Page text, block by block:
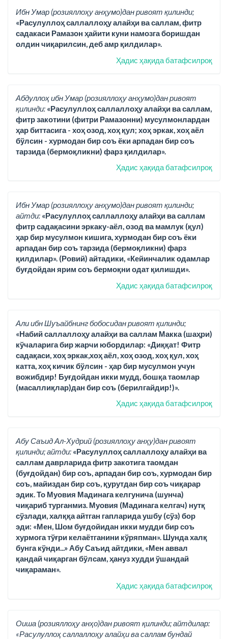
Ибн Умар (розияллоҳу анҳумо)дан ривоят қилинди;
«Расулуллоҳ саллаллоҳу алайҳи ва саллам, фитр
садакаси Рамазон ҳайити куни намозга боришдан
олдин чиқарилсин, деб амр қилдилар».
Ҳадис ҳақида батафсилроқ
Абдуллоҳ ибн Умар (розияллоҳу анҳумо)дан ривоят
қилинди: «Расулуллоҳ саллаллоҳу алайҳи ва саллам,
фитр закотини (фитри Рамазонни) мусулмонлардан
ҳар биттасига - хоҳ озод, хоҳ қул; хоҳ эркак, хоҳ аёл
бўлсин - хурмодан бир соъ ёки арпадан бир соъ
тарзида (бермоқликни) фарз қилдилар».
Ҳадис ҳақида батафсилроқ
Ибн Умар (розияллоҳу анҳумо)дан ривоят қилинди;
айтди: «Расулуллоҳ саллаллоҳу алайҳи ва саллам
фитр садақасини эркаку-аёл, озод ва мамлук (қул)
ҳар бир мусулмон кишига, хурмодан бир соъ ёки
арпадан бир соъ тарзида (бермоқликни) фарз
қилдилар». (Ровий) айтадики, «Кейинчалик одамлар
буғдойдан ярим соъ бермоқни одат қилишди».
Ҳадис ҳақида батафсилроқ
Али ибн Шуъайбнинг бобосидан ривоят қилинди;
«Набий саллаллоҳу алайҳи ва саллам Макка (шаҳри)
кўчаларига бир жарчи юбордилар: «Диққат! Фитр
садақаси, хоҳ эркак,хоҳ аёл, хоҳ озод, хоҳ қул, хоҳ
катта, хоҳ кичик бўлсин - ҳар бир мусулмон учун
вожибдир! Буғдойдан икки мудд, бошқа таомлар
(масаллиқлар)дан бир соъ (берилгайдир!)».
Ҳадис ҳақида батафсилроқ
Абу Саъид Ал-Худрий (розияллоҳу анҳу)дан ривоят
қилинди; айтди: «Расулуллоҳ саллаллоҳу алайҳи ва
саллам даврларида фитр закотига таомдан
(буғдойдан) бир соъ, арпадан бир соъ, хурмодан бир
соъ, майиздан бир соъ, қурутдан бир соъ чиқарар
эдик. То Муовия Мадинага келгунича (шунча)
чиқариб турганмиз. Муовия (Мадинага келгач) нутқ
сўзлади, халққа айтган гапларида ушбу (сўз) бор
эди: «Мен, Шом буғдойидан икки мудди бир соъ
хурмога тўғри келаётганини кўряпман». Шунда халқ
бунга кўнди...» Абу Саъид айтдики, «Мен аввал
қандай чиқарган бўлсам, ҳануз худди ўшандай
чиқараман».
Ҳадис ҳақида батафсилроқ
Оиша (розияллоҳу анҳо)дан ривоят қилинди; айтдилар:
«Расулуллоҳ саллаллоҳу алайҳи ва саллам бундай